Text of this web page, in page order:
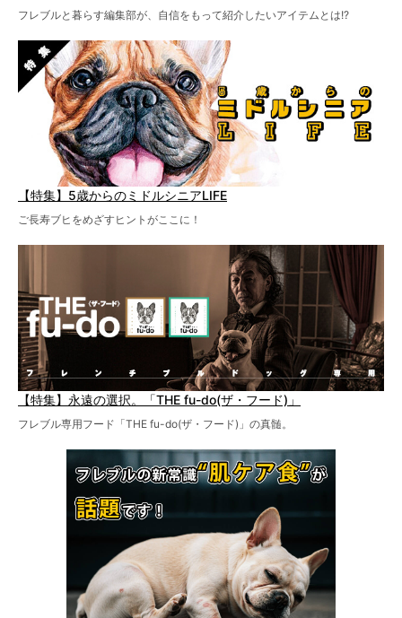
フレブルと暮らす編集部が、自信をもって紹介したいアイテムとは!?
【特集】5歳からのミドルシニアLIFE
ご長寿ブヒをめざすヒントがここに！
【特集】永遠の選択。「THE fu-do(ザ・フード)」
フレブル専用フード「THE fu-do(ザ・フード)」の真髄。